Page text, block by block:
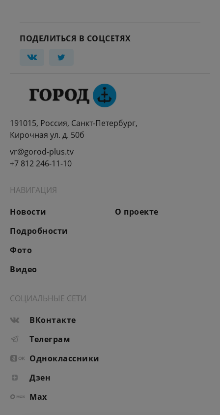
ПОДЕЛИТЬСЯ В СОЦСЕТЯХ
191015, Россия, Санкт-Петербург,
Кирочная ул. д. 50б
vr@gorod-plus.tv
+7 812 246-11-10
НАВИГАЦИЯ
Новости
Подробности
Фото
Видео
О проекте
СОЦИАЛЬНЫЕ СЕТИ
ВКонтакте
Телеграм
Одноклассники
Дзен
Max